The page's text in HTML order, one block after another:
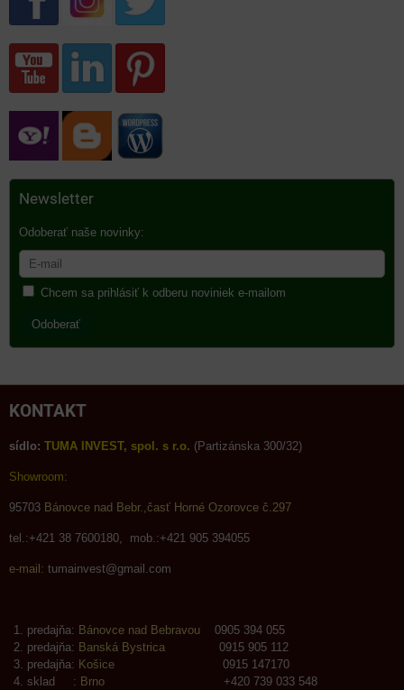
Newsletter
Odoberať naše novinky:
Chcem sa prihlásiť k odberu noviniek e-mailom
Odoberať
KONTAKT
sídlo: TUMA INVEST, spol. s r.o. (Partizánska 300/32)
Showroom:
95703 Bánovce nad Bebr.,časť Horné Ozorovce č.297
tel.:+421 38 7600180, mob.:+421 905 394055
e-mail: tumainvest@gmail.com
predajňa: Bánovce nad Bebravou 0905 394 055
predajňa: Banská Bystrica 0915 905 112
predajňa: Košice 0915 147170
sklad : Brno +420 739 033 548